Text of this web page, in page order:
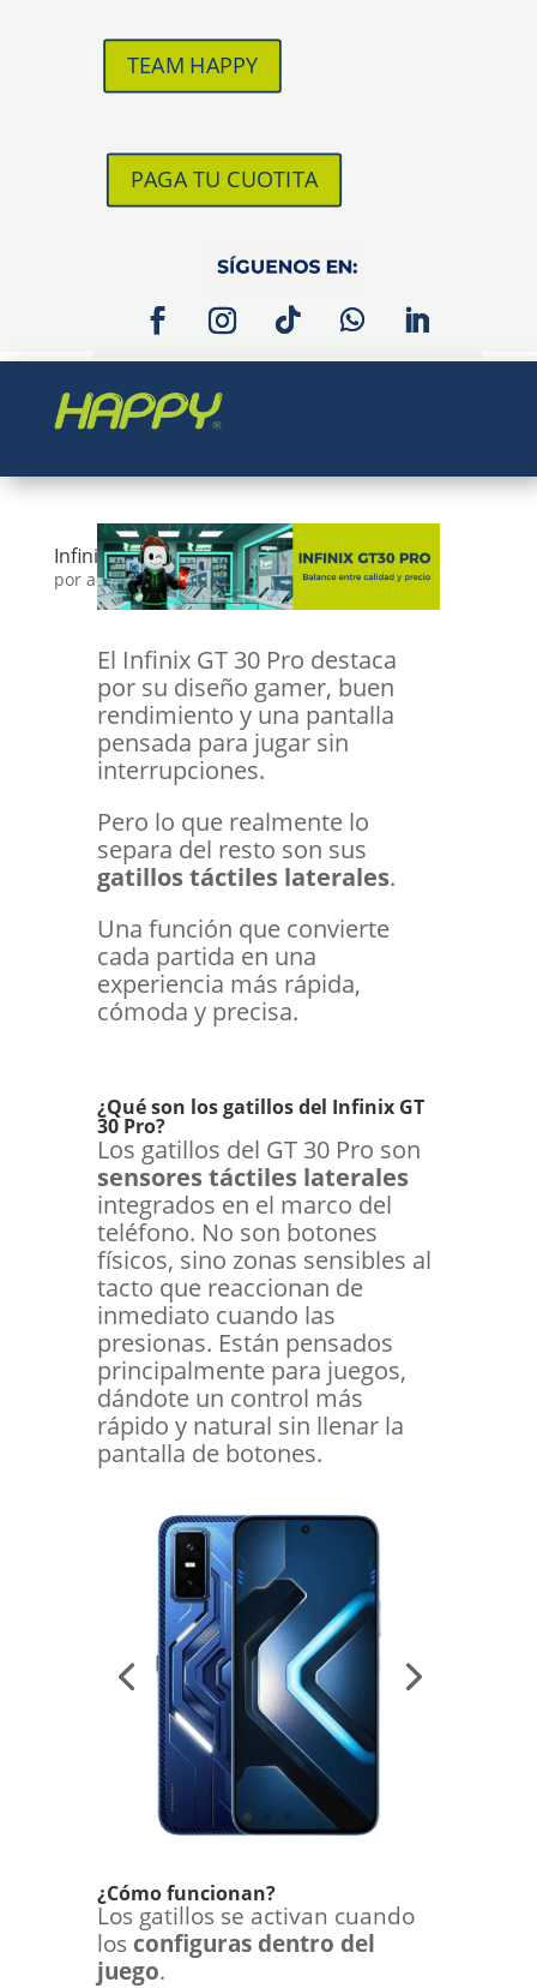
TEAM HAPPY
PAGA TU CUOTITA
Infinix GT30 PRO GATILLOS
por admin|Dic 16, 2025|Happy Tips
El Infinix GT 30 Pro destaca
por su diseño gamer, buen
rendimiento y una pantalla
pensada para jugar sin
interrupciones.
Pero lo que realmente lo
separa del resto son sus
gatillos táctiles laterales.
Una función que convierte
cada partida en una
experiencia más rápida,
cómoda y precisa.
¿Qué son los gatillos del Infinix GT
30 Pro?
Los gatillos del GT 30 Pro son
sensores táctiles laterales
integrados en el marco del
teléfono. No son botones
físicos, sino zonas sensibles al
tacto que reaccionan de
inmediato cuando las
presionas. Están pensados
principalmente para juegos,
dándote un control más
rápido y natural sin llenar la
pantalla de botones.
¿Cómo funcionan?
Los gatillos se activan cuando
los configuras dentro del
juego.